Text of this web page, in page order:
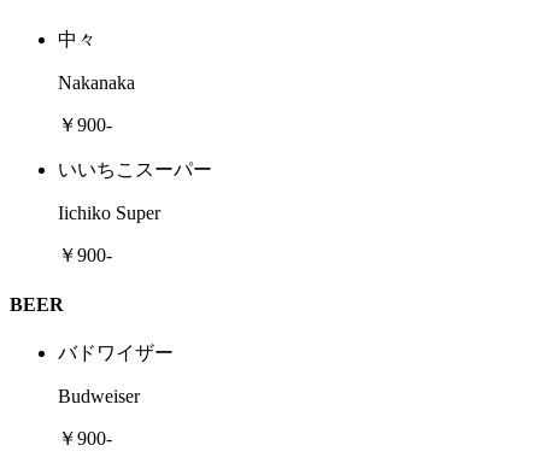
中々
Nakanaka
￥900-
いいちこスーパー
Iichiko Super
￥900-
BEER
バドワイザー
Budweiser
￥900-